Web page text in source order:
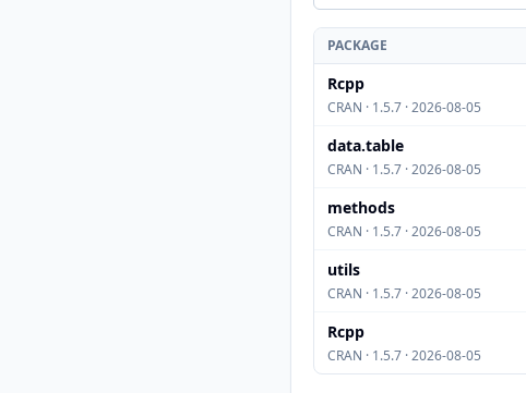
PACKAGE
Rcpp
CRAN · 1.5.7 · 2026-08-05
data.table
CRAN · 1.5.7 · 2026-08-05
methods
CRAN · 1.5.7 · 2026-08-05
utils
CRAN · 1.5.7 · 2026-08-05
Rcpp
CRAN · 1.5.7 · 2026-08-05